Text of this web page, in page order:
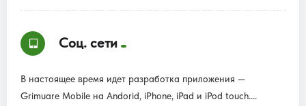
Соц. сети
В настоящее время идет разработка приложения —
Grimuare Mobile на Andorid, iPhone, iPad и iPod touch....